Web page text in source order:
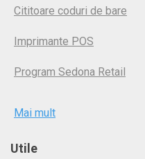
Cititoare coduri de bare
Imprimante POS
Program Sedona Retail
Mai mult
Utile